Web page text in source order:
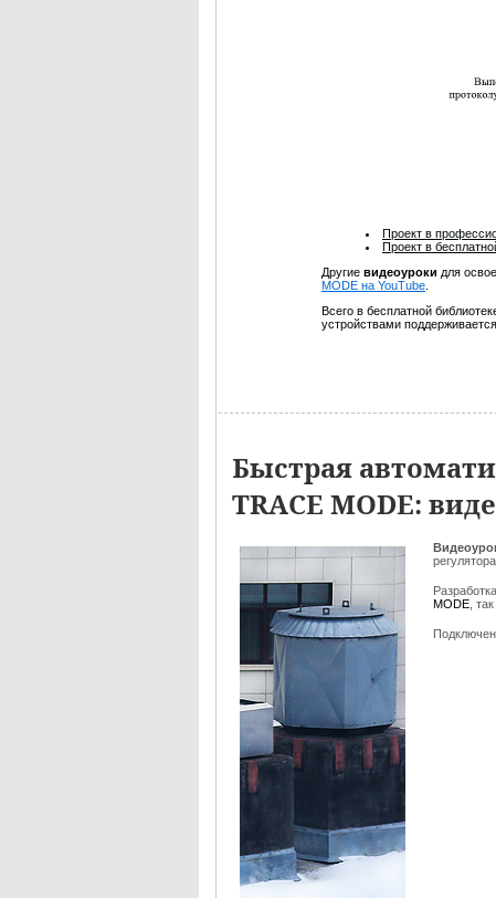
Проект в
Проект в
Другие видеоуроки для
MODE на YouTube
Всего в бесплатной
устройствами поддерживается
Быстрая
TRACE MODE:
регулятора
MODE ,